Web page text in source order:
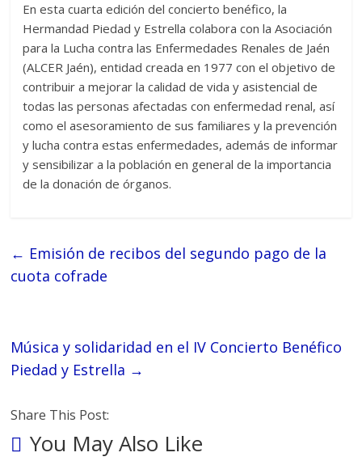
En esta cuarta edición del concierto benéfico, la
Hermandad Piedad y Estrella colabora con la Asociación
para la Lucha contra las Enfermedades Renales de Jaén
(ALCER Jaén), entidad creada en 1977 con el objetivo de
contribuir a mejorar la calidad de vida y asistencial de
todas las personas afectadas con enfermedad renal, así
como el asesoramiento de sus familiares y la prevención
y lucha contra estas enfermedades, además de informar
y sensibilizar a la población en general de la importancia
de la donación de órganos.
← Emisión de recibos del segundo pago de la
cuota cofrade
Música y solidaridad en el IV Concierto Benéfico
Piedad y Estrella →
Share This Post:
You May Also Like